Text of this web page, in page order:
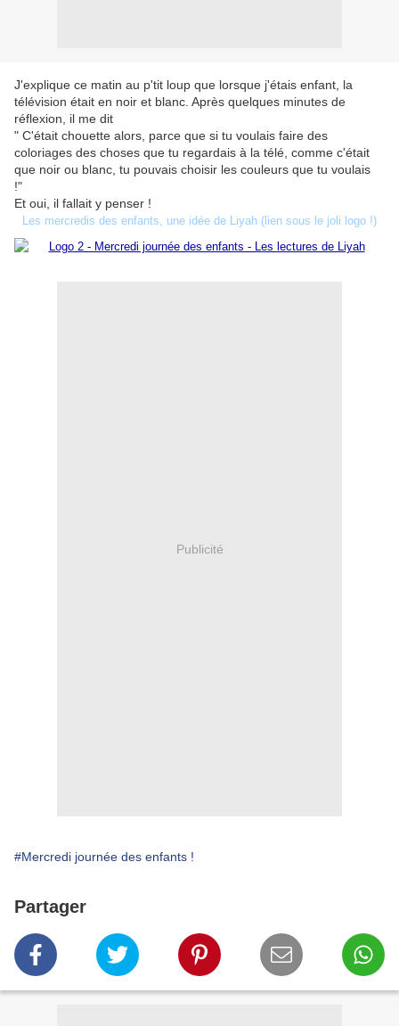
J'explique ce matin au p'tit loup que lorsque j'étais enfant, la
télévision était en noir et blanc. Après quelques minutes de
réflexion, il me dit
" C'était chouette alors, parce que si tu voulais faire des
coloriages des choses que tu regardais à la télé, comme c'était
que noir ou blanc, tu pouvais choisir les couleurs que tu voulais
!"
Et oui, il fallait y penser !
Les mercredis des enfants, une idée de Liyah (lien sous le joli logo !)
Publicité
#Mercredi journée des enfants !
Partager